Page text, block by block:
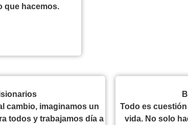
que hacemos.
cambio, imaginamos un
todos y trabajamos día a
Todo es
vida. No solo